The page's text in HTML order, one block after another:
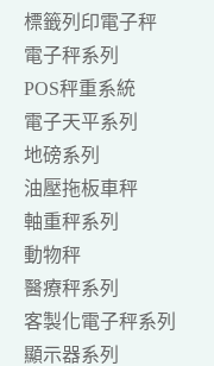
標籤列印電子秤
電子秤系列
POS秤重系統
電子天平系列
地磅系列
油壓拖板車秤
軸重秤系列
動物秤
醫療秤系列
客製化電子秤系列
顯示器系列